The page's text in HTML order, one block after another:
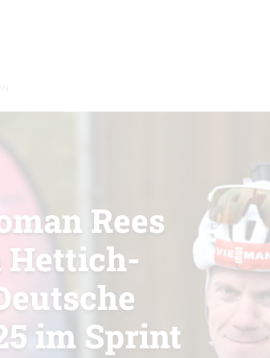
Rees
Hettich-
im Sprint